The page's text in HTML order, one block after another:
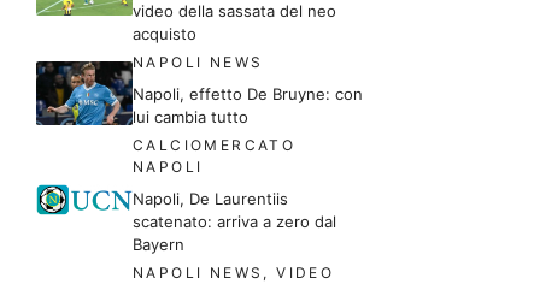
video della sassata del neo
acquisto
NAPOLI NEWS
Napoli, effetto De Bruyne: con
lui cambia tutto
CALCIOMERCATO
NAPOLI
Napoli, De Laurentiis
scatenato: arriva a zero dal
Bayern
NAPOLI NEWS ,VIDEO